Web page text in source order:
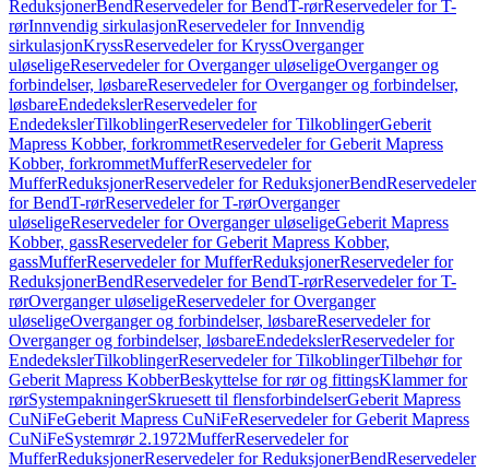
ReduksjonerBendReservedeler for BendT-rørReservedeler for T-
rørInnvendig sirkulasjonReservedeler for Innvendig
sirkulasjonKryssReservedeler for KryssOverganger
uløseligeReservedeler for Overganger uløseligeOverganger og
forbindelser, løsbareReservedeler for Overganger og forbindelser,
løsbareEndedekslerReservedeler for
EndedekslerTilkoblingerReservedeler for TilkoblingerGeberit
Mapress Kobber, forkrommetReservedeler for Geberit Mapress
Kobber, forkrommetMufferReservedeler for
MufferReduksjonerReservedeler for ReduksjonerBendReservedeler
for BendT-rørReservedeler for T-rørOverganger
uløseligeReservedeler for Overganger uløseligeGeberit Mapress
Kobber, gassReservedeler for Geberit Mapress Kobber,
gassMufferReservedeler for MufferReduksjonerReservedeler for
ReduksjonerBendReservedeler for BendT-rørReservedeler for T-
rørOverganger uløseligeReservedeler for Overganger
uløseligeOverganger og forbindelser, løsbareReservedeler for
Overganger og forbindelser, løsbareEndedekslerReservedeler for
EndedekslerTilkoblingerReservedeler for TilkoblingerTilbehør for
Geberit Mapress KobberBeskyttelse for rør og fittingsKlammer for
rørSystempakningerSkruesett til flensforbindelserGeberit Mapress
CuNiFeGeberit Mapress CuNiFeReservedeler for Geberit Mapress
CuNiFeSystemrør 2.1972MufferReservedeler for
MufferReduksjonerReservedeler for ReduksjonerBendReservedeler